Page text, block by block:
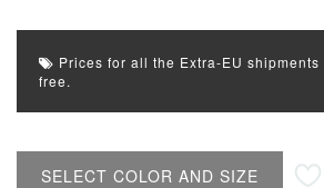
Prices for all the Extra-EU shipments
free.
SELECT COLOR AND SIZE